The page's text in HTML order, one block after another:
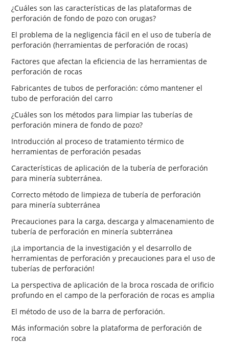
¿Cuáles son las características de las plataformas de
perforación de fondo de pozo con orugas?
El problema de la negligencia fácil en el uso de tubería de
perforación (herramientas de perforación de rocas)
Factores que afectan la eficiencia de las herramientas de
perforación de rocas
Fabricantes de tubos de perforación: cómo mantener el
tubo de perforación del carro
¿Cuáles son los métodos para limpiar las tuberías de
perforación minera de fondo de pozo?
Introducción al proceso de tratamiento térmico de
herramientas de perforación pesadas
Características de aplicación de la tubería de perforación
para minería subterránea.
Correcto método de limpieza de tubería de perforación
para minería subterránea
Precauciones para la carga, descarga y almacenamiento de
tubería de perforación en minería subterránea
¡La importancia de la investigación y el desarrollo de
herramientas de perforación y precauciones para el uso de
tuberías de perforación!
La perspectiva de aplicación de la broca roscada de orificio
profundo en el campo de la perforación de rocas es amplia
El método de uso de la barra de perforación.
Más información sobre la plataforma de perforación de
roca